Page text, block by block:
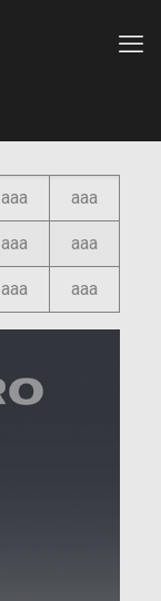
aaa aaa
aaa aaa
aaa aaa